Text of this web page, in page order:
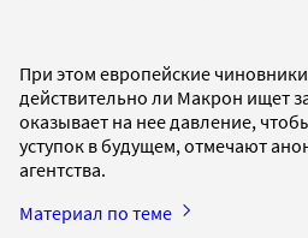
При этом европейские
действительно ли Макрон ищет
оказывает на нее давление,
уступок в будущем, отмечают
агентства.
Материал по теме